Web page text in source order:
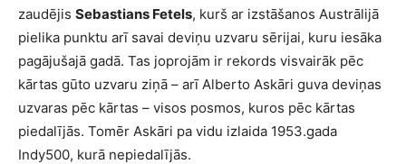
zaudējis Sebastians Fetels, kurš ar izstāšanos Austrālijā
pielika punktu arī savai deviņu uzvaru sērijai, kuru iesāka
pagājušajā gadā. Tas joprojām ir rekords visvairāk pēc
kārtas gūto uzvaru ziņā – arī Alberto Askāri guva deviņas
uzvaras pēc kārtas – visos posmos, kuros pēc kārtas
piedalījās. Tomēr Askāri pa vidu izlaida 1953.gada
Indy500, kurā nepiedalījās.